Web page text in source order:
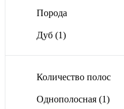
Порода
Дуб (1)
Количество полос
Однополосная (1)